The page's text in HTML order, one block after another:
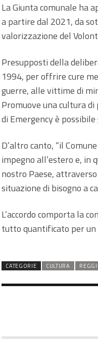
La Giunta comunale ha
a partire dal 2021, da
valorizzazione del
Presupposti della
1994, per offrire cure
guerre, alle vittime di
Promuove una cultura
di Emergency è
D’altro canto, “il
impegno all’estero e, in
nostro Paese,
situazione di bisogno a
L’accordo comporta la
tutto quantificato per un
CATEGORIE CULTURA